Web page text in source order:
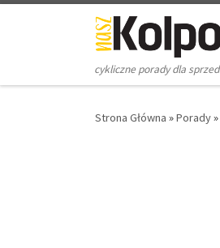
Skip to content
cykliczne porady dla
Strona Główna »Porady»